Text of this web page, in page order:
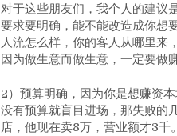
对于这些朋友们，我个人的建议
要求要明确，能不能改造成你想
人流怎么样，你的客人从哪里来
因为做生意而做生意，一定要做
2）预算明确，因为你是想赚资
没有预算就盲目进场，那失败的
店，他现在卖8万，营业额才3